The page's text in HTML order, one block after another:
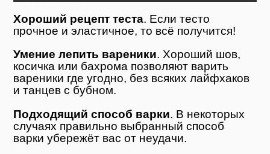
Хороший рецепт теста. Если тесто
прочное и эластичное, то всё получится!
Умение лепить вареники. Хороший шов,
косичка или бахрома позволяют варить
вареники где угодно, без всяких лайфхаков
и танцев с бубном.
Подходящий способ варки. В некоторых
случаях правильно выбранный способ
варки убережёт вас от неудачи.